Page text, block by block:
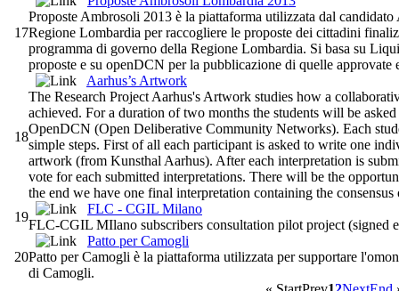
17
Proposte Ambrosoli 2013 è la piattaforma utilizzata dal
Regione Lombardia per raccogliere le proposte dei cittadini
programma di governo della Regione Lombardia. Si basa su
proposte e su openDCN per la pubblicazione di quelle approvate
18
Aarhus’s Artwork
The Research Project Aarhus's Artwork studies how a
achieved. For a duration of two months the students will be
OpenDCN (Open Deliberative Community Networks). Each
simple steps. First of all each participant is asked to write one
artwork (from Kunsthal Aarhus). After each interpretation is
vote for each submitted interpretations. There will be the
the end we have one final interpretation containing the
19
FLC - CGIL Milano
FLC-CGIL MIlano subscribers consultation pilot project (signed
20
Patto per Camogli
Patto per Camogli è la piattaforma utilizzata per supportare
di Camogli.